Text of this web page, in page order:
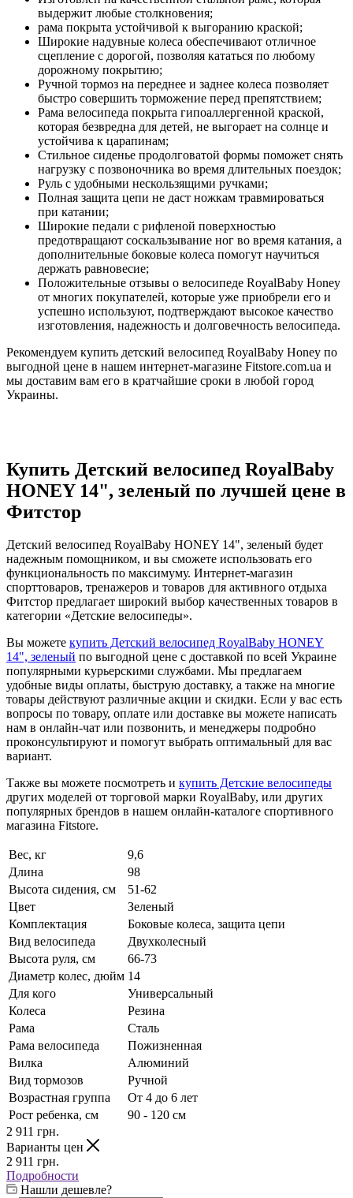
выдержит любые столкновения;
рама покрыта устойчивой к выгоранию краской;
Широкие надувные колеса обеспечивают отличное
сцепление с дорогой, позволяя кататься по любому
дорожному покрытию;
Ручной тормоз на переднее и заднее колеса позволяет
быстро совершить торможение перед препятствием;
Рама велосипеда покрыта гипоаллергенной краской,
которая безвредна для детей, не выгорает на солнце и
устойчива к царапинам;
Стильное сиденье продолговатой формы поможет снять
нагрузку с позвоночника во время длительных поездок;
Руль с удобными нескользящими ручками;
Полная защита цепи не даст ножкам травмироваться
при катании;
Широкие педали с рифленой поверхностью
предотвращают соскальзывание ног во время катания, а
дополнительные боковые колеса помогут научиться
держать равновесие;
Положительные отзывы о велосипеде RoyalBaby Honey
от многих покупателей, которые уже приобрели его и
успешно используют, подтверждают высокое качество
изготовления, надежность и долговечность велосипеда.
Рекомендуем купить детский велосипед RoyalBaby Honey по
выгодной цене в нашем интернет-магазине Fitstore.com.ua и
мы доставим вам его в кратчайшие сроки в любой город
Украины.
Купить Детский велосипед RoyalBaby
HONEY 14", зеленый по лучшей цене в
Фитстор
Детский велосипед RoyalBaby HONEY 14", зеленый будет
надежным помощником, и вы сможете использовать его
функциональность по максимуму. Интернет-магазин
спорттоваров, тренажеров и товаров для активного отдыха
Фитстор предлагает широкий выбор качественных товаров в
категории «Детские велосипеды».
Вы можете купить Детский велосипед RoyalBaby HONEY
14", зеленый по выгодной цене с доставкой по всей Украине
популярными курьерскими службами. Мы предлагаем
удобные виды оплаты, быструю доставку, а также на многие
товары действуют различные акции и скидки. Если у вас есть
вопросы по товару, оплате или доставке вы можете написать
нам в онлайн-чат или позвонить, и менеджеры подробно
проконсультируют и помогут выбрать оптимальный для вас
вариант.
Также вы можете посмотреть и купить Детские велосипеды
других моделей от торговой марки RoyalBaby, или других
популярных брендов в нашем онлайн-каталоге спортивного
магазина Fitstore.
Вес, кг
9,6
Длина
98
Высота сидения, см
51-62
Цвет
Зеленый
Комплектация
Боковые колеса, защита цепи
Вид велосипеда
Двухколесный
Высота руля, см
66-73
Диаметр колес, дюйм 14
Для кого
Универсальный
Колеса
Резина
Рама
Сталь
Рама велосипеда
Пожизненная
Вилка
Алюминий
Вид тормозов
Ручной
Возрастная группа
От 4 до 6 лет
Рост ребенка, см
90 - 120 см
2 911 грн.
Варианты цен
2 911 грн.
Подробности
Нашли дешевле?